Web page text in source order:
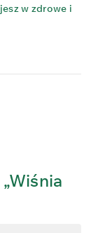
w zdrowe i